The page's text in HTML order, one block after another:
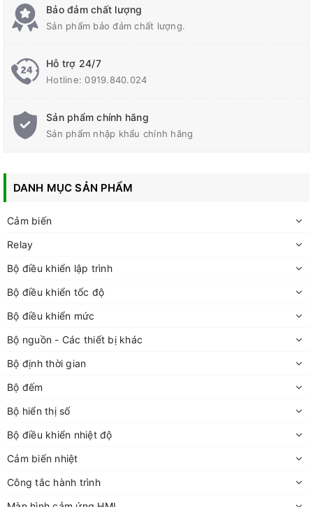
Bảo đảm chất lượng
Sản phẩm bảo đảm chất lượng.
Hỗ trợ 24/7
Hotline:0919.840.024
Sản phẩm chính hãng
Sản phẩm nhập khẩu chính hãng
DANH MỤC SẢN PHẨM
Cảm biến
Relay
Bộ điều khiển lập trình
Bộ điều khiển tốc độ
Bộ điều khiển mức
Bộ nguồn - Các thiết bị khác
Bộ định thời gian
Bộ đếm
Bộ hiển thị số
Bộ điều khiển nhiệt độ
Cảm biến nhiệt
Công tắc hành trình